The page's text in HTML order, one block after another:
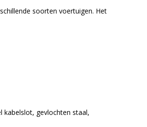
soorten voertuigen. Het
gevlochten staal,